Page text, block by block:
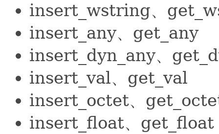
insert_wstring、
insert_any、get_any
insert_dyn_any、
insert_val、get_val
insert_octet、
insert_float、get_float